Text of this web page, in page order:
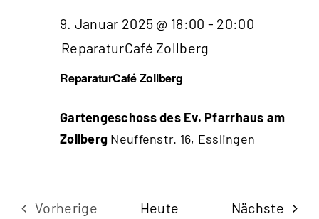
ReparaturCafé Zollberg
9. Januar 2025 @ 18:00 - 20:00
ReparaturCafé Zollberg
Gartengeschoss des Ev. Pfarrhaus am
Zollberg Neuffenstr. 16, Esslingen
Vorherige
Heute Nächste